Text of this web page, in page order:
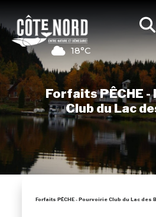
18°C
Forfaits PÊCHE
Club du Lac
Forfaits PÊCHE - Pourvoirie Club du Lac des